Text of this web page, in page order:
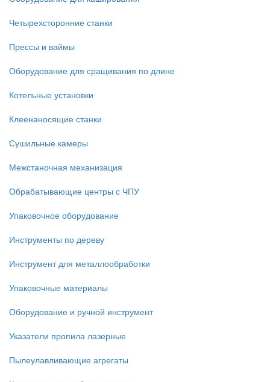
Четырехсторонние станки
Прессы и ваймы
Оборудование для сращивания по длине
Котельные установки
Клеенаносящие станки
Сушильные камеры
Межстаночная механизация
Обрабатывающие центры с ЧПУ
Упаковочное оборудование
Инструменты по дереву
Инструмент для металлообработки
Упаковочные материалы
Оборудование и ручной инструмент
Указатели пропила лазерные
Пылеулавливающие агрегаты